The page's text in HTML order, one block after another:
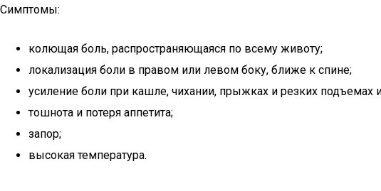
Симптомы:
колющая боль, распространяющаяся по всему животу;
локализация боли в правом или левом боку, ближе к спине;
усиление боли при кашле, чихании, прыжках и резких подъемах
тошнота и потеря аппетита;
запор;
высокая температура.